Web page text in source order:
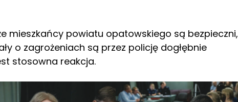
mieszkańcy powiatu opatowskiego są bezpieczni,
o zagrożeniach są przez policję dogłębnie
stosowna reakcja.